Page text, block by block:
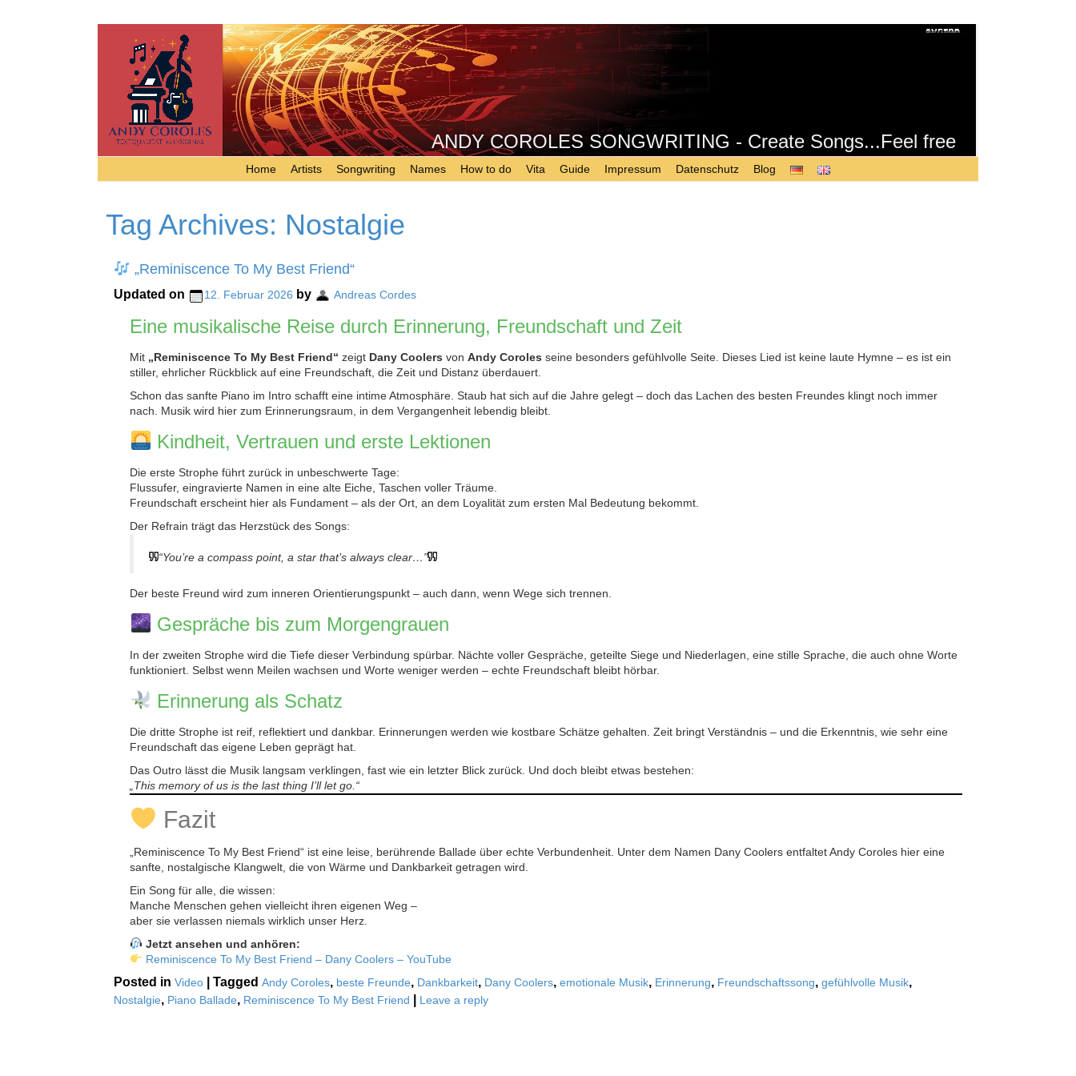
ANDY COROLES SONGWRITING - Create Songs...Feel free
Home Artists Songwriting Names How to do Vita Guide Impressum Datenschutz Blog
Tag Archives: Nostalgie
„Reminiscence To My Best Friend“
Updated on 12. Februar 2026 by Andreas Cordes
Eine musikalische Reise durch Erinnerung, Freundschaft und Zeit
Mit „Reminiscence To My Best Friend“ zeigt Dany Coolers von Andy Coroles seine besonders gefühlvolle Seite. Dieses Lied ist keine laute Hymne – es ist ein
stiller, ehrlicher Rückblick auf eine Freundschaft, die Zeit und Distanz überdauert.
Schon das sanfte Piano im Intro schafft eine intime Atmosphäre. Staub hat sich auf die Jahre gelegt – doch das Lachen des besten Freundes klingt noch immer
nach. Musik wird hier zum Erinnerungsraum, in dem Vergangenheit lebendig bleibt.
Kindheit, Vertrauen und erste Lektionen
Die erste Strophe führt zurück in unbeschwerte Tage:
Flussufer, eingravierte Namen in eine alte Eiche, Taschen voller Träume.
Freundschaft erscheint hier als Fundament – als der Ort, an dem Loyalität zum ersten Mal Bedeutung bekommt.
Der Refrain trägt das Herzstück des Songs:
“You’re a compass point, a star that’s always clear…”
Der beste Freund wird zum inneren Orientierungspunkt – auch dann, wenn Wege sich trennen.
Gespräche bis zum Morgengrauen
In der zweiten Strophe wird die Tiefe dieser Verbindung spürbar. Nächte voller Gespräche, geteilte Siege und Niederlagen, eine stille Sprache, die auch ohne Worte
funktioniert. Selbst wenn Meilen wachsen und Worte weniger werden – echte Freundschaft bleibt hörbar.
Erinnerung als Schatz
Die dritte Strophe ist reif, reflektiert und dankbar. Erinnerungen werden wie kostbare Schätze gehalten. Zeit bringt Verständnis – und die Erkenntnis, wie sehr eine
Freundschaft das eigene Leben geprägt hat.
Das Outro lässt die Musik langsam verklingen, fast wie ein letzter Blick zurück. Und doch bleibt etwas bestehen:
„This memory of us is the last thing I’ll let go.“
Fazit
„Reminiscence To My Best Friend“ ist eine leise, berührende Ballade über echte Verbundenheit. Unter dem Namen Dany Coolers entfaltet Andy Coroles hier eine
sanfte, nostalgische Klangwelt, die von Wärme und Dankbarkeit getragen wird.
Ein Song für alle, die wissen:
Manche Menschen gehen vielleicht ihren eigenen Weg –
aber sie verlassen niemals wirklich unser Herz.
Jetzt ansehen und anhören:
Reminiscence To My Best Friend – Dany Coolers – YouTube
Posted in Video Tagged Andy Coroles, beste Freunde, Dankbarkeit, Dany Coolers, emotionale Musik, Erinnerung, Freundschaftssong, gefühlvolle Musik,
Nostalgie, Piano Ballade, Reminiscence To My Best Friend Leave a reply